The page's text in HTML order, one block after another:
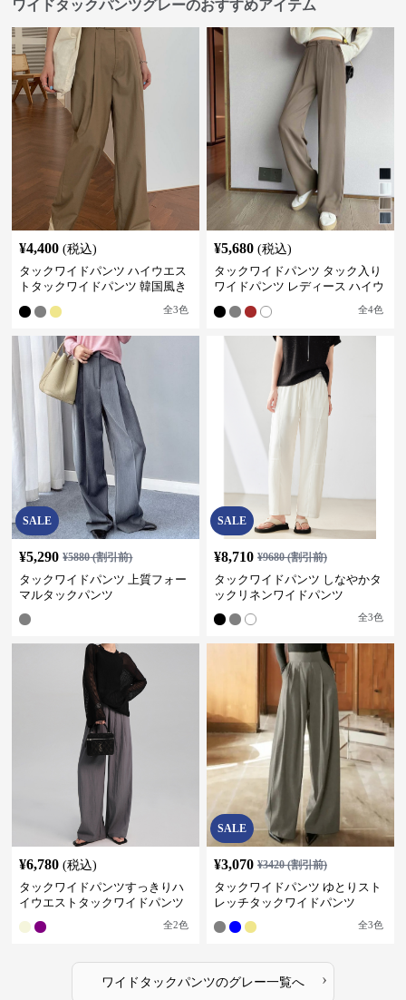
ワイドタックパンツグレーのおすすめアイテム
¥4,400 (税込)
タックワイドパンツ ハイウエス
トタックワイドパンツ 韓国風き
全3色
¥5,680 (税込)
タックワイドパンツ タック入り
ワイドパンツ レディース ハイウ
全4色
SALE
¥5,290 ¥5880(割引前)
タックワイドパンツ 上質フォー
マルタックパンツ
SALE
¥8,710 ¥9680(割引前)
タックワイドパンツ しなやかタ
ックリネンワイドパンツ
全3色
¥6,780 (税込)
タックワイドパンツすっきりハ
イウエストタックワイドパンツ
全2色
SALE
¥3,070 ¥3420(割引前)
タックワイドパンツ ゆとりスト
レッチタックワイドパンツ
全3色
ワイドタックパンツのグレー一覧へ ›